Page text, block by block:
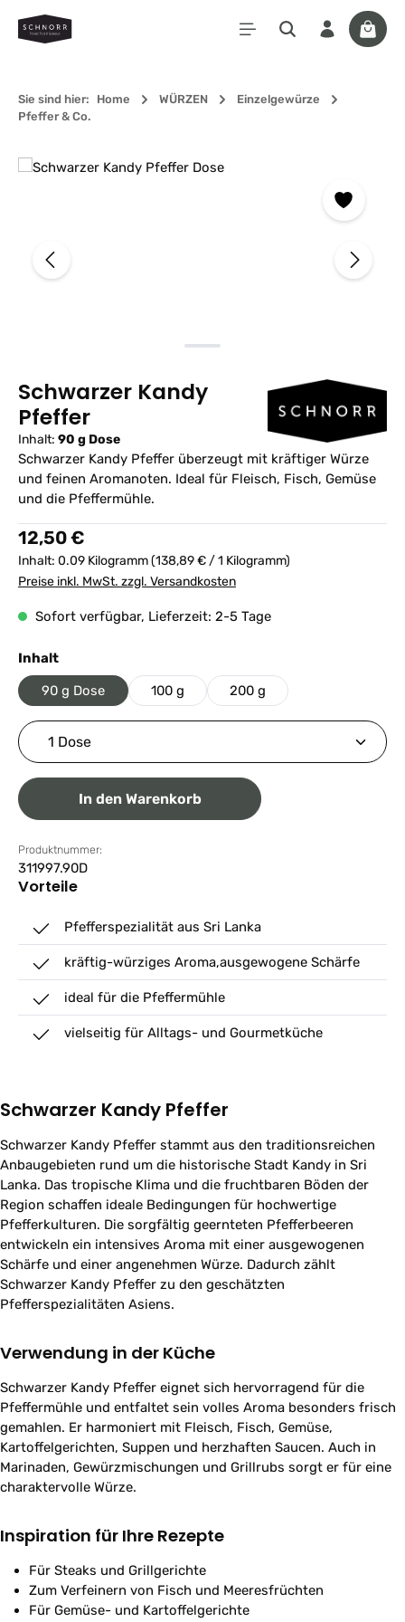
Zum Hauptinhalt springen
Sie sind hier: Home WÜRZEN
Einzelgewürze
Pfeffer & Co.
Bildergalerie überspringen
Schwarzer Kandy
Pfeffer
Inhalt: 90 g Dose
Schwarzer Kandy Pfeffer überzeugt mit kräftiger Würze
und feinen Aromanoten. Ideal für Fleisch, Fisch, Gemüse
und die Pfeffermühle.
Regulärer Preis:
12,50 €
Inhalt: 0.09 Kilogramm(138,89 € / 1 Kilogramm)
Preise inkl. MwSt. zzgl. Versandkosten
Sofort verfügbar, Lieferzeit: 2-5 Tage
Inhaltauswählen
90 g Dose 100 g 200 g
Produkt Anzahl: Gib den gewünschten Wert ein
In den Warenkorb
Produktnummer:
311997.90D
Vorteile
Pfefferspezialität aus Sri Lanka
kräftig-würziges Aroma,ausgewogene Schärfe
ideal für die Pfeffermühle
vielseitig für Alltags- und Gourmetküche
Schwarzer Kandy Pfeffer
Schwarzer Kandy Pfeffer stammt aus den traditionsreichen
Anbaugebieten rund um die historische Stadt Kandy in Sri
Lanka. Das tropische Klima und die fruchtbaren Böden der
Region schaffen ideale Bedingungen für hochwertige
Pfefferkulturen. Die sorgfältig geernteten Pfefferbeeren
entwickeln ein intensives Aroma mit einer ausgewogenen
Schärfe und einer angenehmen Würze. Dadurch zählt
Schwarzer Kandy Pfeffer zu den geschätzten
Pfefferspezialitäten Asiens.
Verwendung in der Küche
Schwarzer Kandy Pfeffer eignet sich hervorragend für die
Pfeffermühle und entfaltet sein volles Aroma besonders frisch
gemahlen. Er harmoniert mit Fleisch, Fisch, Gemüse,
Kartoffelgerichten, Suppen und herzhaften Saucen. Auch in
Marinaden, Gewürzmischungen und Grillrubs sorgt er für eine
charaktervolle Würze.
Inspiration für Ihre Rezepte
Für Steaks und Grillgerichte
Zum Verfeinern von Fisch und Meeresfrüchten
Für Gemüse- und Kartoffelgerichte